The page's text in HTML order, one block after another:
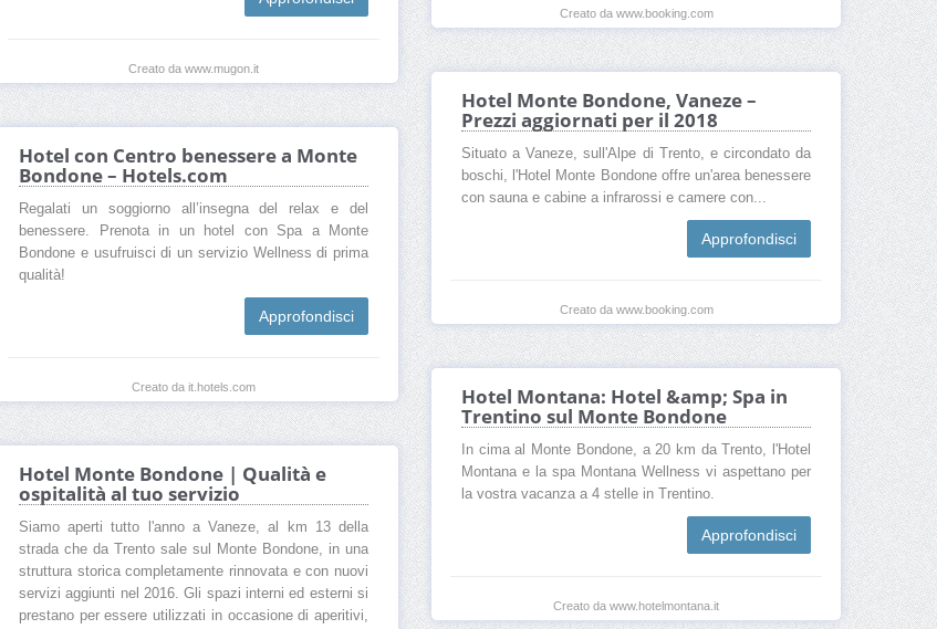
Creato da www.mugon.it
Creato da www.booking.com
Hotel Monte Bondone, Vaneze –
Prezzi aggiornati per il 2018
Situato a Vaneze, sull'Alpe di Trento, e circondato da
boschi, l'Hotel Monte Bondone offre un'area benessere
con sauna e cabine a infrarossi e camere con...
Approfondisci
Creato da www.booking.com
Hotel con Centro benessere a Monte
Bondone – Hotels.com
Regalati un soggiorno all’insegna del relax e del
benessere. Prenota in un hotel con Spa a Monte
Bondone e usufruisci di un servizio Wellness di prima
qualità!
Approfondisci
Creato da it.hotels.com Hotel Montana: Hotel &amp; Spa in
Trentino sul Monte Bondone
In cima al Monte Bondone, a 20 km da Trento, l'Hotel
Montana e la spa Montana Wellness vi aspettano per
la vostra vacanza a 4 stelle in Trentino.
Approfondisci
Creato da www.hotelmontana.it
Hotel Monte Bondone | Qualità e
ospitalità al tuo servizio
Siamo aperti tutto l'anno a Vaneze, al km 13 della
strada che da Trento sale sul Monte Bondone, in una
struttura storica completamente rinnovata e con nuovi
servizi aggiunti nel 2016. Gli spazi interni ed esterni si
prestano per essere utilizzati in occasione di aperitivi,